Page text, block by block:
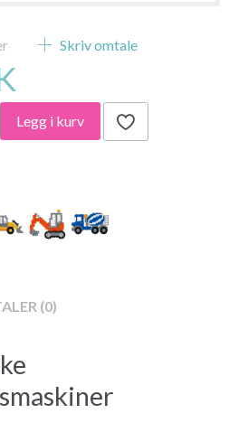
Skriv omtale
Legg i kurv
(0)